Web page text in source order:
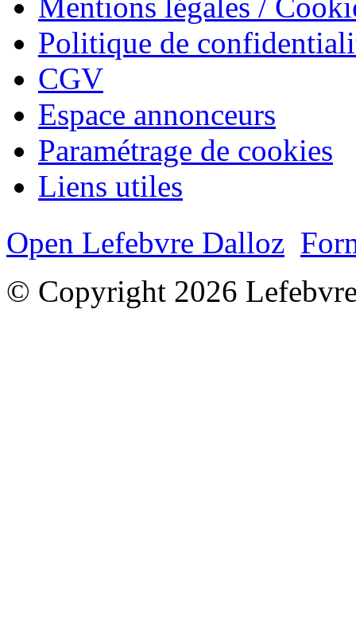
Mentions légales /
Politique de
CGV
Espace annonceurs
Paramétrage de cookies
Liens utiles
Open Lefebvre Dalloz
© Copyright 2026